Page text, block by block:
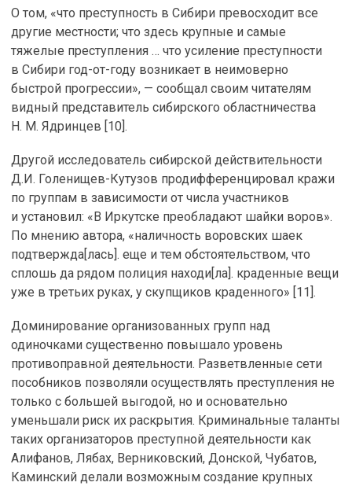
О том, «что преступность в Сибири превосходит все
другие местности; что здесь крупные и самые
тяжелые преступления … что усиление преступности
в Сибири год-от-году возникает в неимоверно
быстрой прогрессии», — сообщал своим читателям
видный представитель сибирского областничества
Н. М. Ядринцев [10].
Другой исследователь сибирской действительности
Д.И. Голенищев-Кутузов продифференцировал кражи
по группам в зависимости от числа участников
и установил: «В Иркутске преобладают шайки воров».
По мнению автора, «наличность воровских шаек
подтвержда[лась]. еще и тем обстоятельством, что
сплошь да рядом полиция находи[ла]. краденные вещи
уже в третьих руках, у скупщиков краденного» [11].
Доминирование организованных групп над
одиночками существенно повышало уровень
противоправной деятельности. Разветвленные сети
пособников позволяли осуществлять преступления не
только с большей выгодой, но и основательно
уменьшали риск их раскрытия. Криминальные таланты
таких организаторов преступной деятельности как
Алифанов, Лябах, Верниковский, Донской, Чубатов,
Каминский делали возможным создание крупных